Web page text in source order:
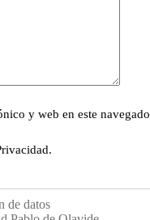
y web en este
.
de datos